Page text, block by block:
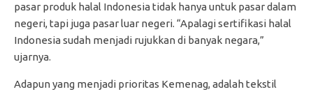
pasar produk halal Indonesia tidak hanya untuk pasar dalam
negeri, tapi juga pasar luar negeri. “Apalagi sertifikasi halal
Indonesia sudah menjadi rujukkan di banyak negara,”
ujarnya.
Adapun yang menjadi prioritas Kemenag, adalah tekstil